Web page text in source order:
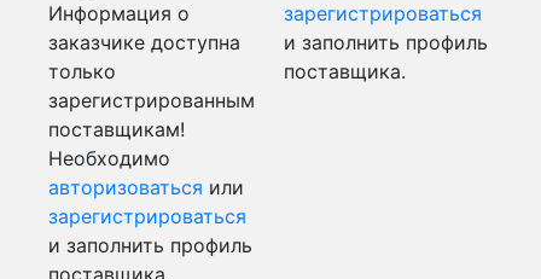
Информация о
заказчике доступна
только
зарегистрированным
поставщикам!
Необходимо
авторизоваться или
зарегистрироваться
и заполнить профиль
поставщика.
зарегистрироваться
и заполнить профиль
поставщика.